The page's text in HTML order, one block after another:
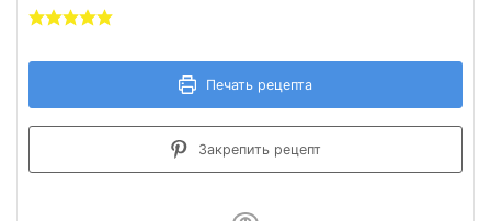
Печать рецепта
Закрепить рецепт